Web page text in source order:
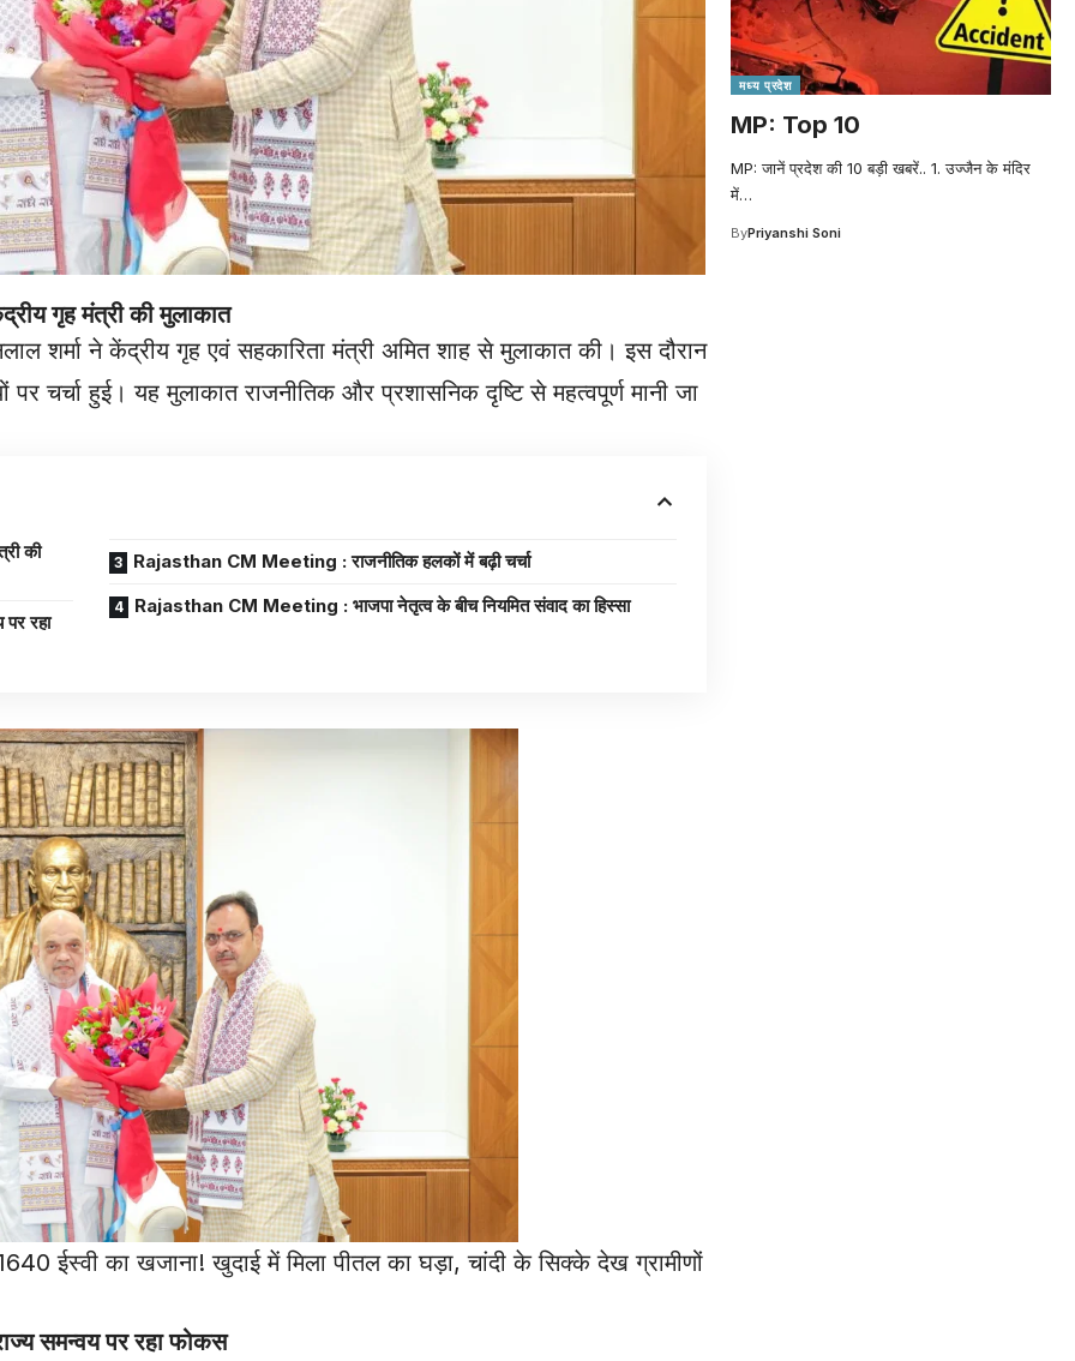
गृह मंत्री की मुलाकात
शर्मा ने केंद्रीय गृह एवं सहकारिता मंत्री अमित शाह से मुलाकात की। इस दौरान
चर्चा हुई। यह मुलाकात राजनीतिक और प्रशासनिक दृष्टि से महत्वपूर्ण मानी जा
की
रहा
Rajasthan CM Meeting : राजनीतिक हलकों में बढ़ी चर्चा
Rajasthan CM Meeting : भाजपा नेतृत्व के बीच नियमित संवाद का हिस्सा
ईस्वी का खजाना! खुदाई में मिला पीतल का घड़ा, चांदी के सिक्के देख ग्रामीणों
समन्वय पर रहा फोकस
मध्य प्रदेश
MP: Top 10
MP: जानें प्रदेश की 10 बड़ी खबरें.. 1. उज्जैन के मंदिर
में…
ByPriyanshi Soni